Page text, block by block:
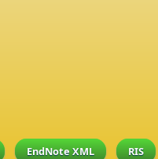
EndNote XML RIS